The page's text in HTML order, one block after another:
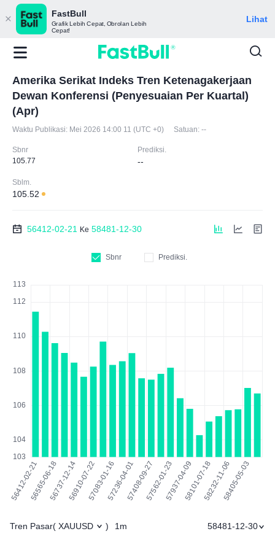
FastBull
Grafik Lebih Cepat, Obrolan Lebih
Cepat!
Lihat
Amerika Serikat Indeks Tren Ketenagakerjaan
Dewan Konferensi (Penyesuaian Per Kuartal)
(Apr)
Waktu Publikasi: Mei 2026 14:00 11 (UTC +0) Satuan: --
Sbnr
105.77
Prediksi.
--
Sblm.
105.52
56412-02-21 Ke 58481-12-30
Sbnr Prediksi.
Tren Pasar( XAUUSD ) 1m 58481-12-30